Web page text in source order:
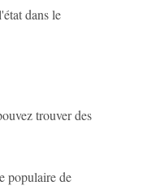
dans le
trouver des
populaire de